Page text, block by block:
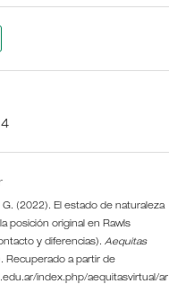
G. (2022). El estado de naturaleza
posición original en Rawls
y diferencias).Aequitas
Recuperado a partir de
index.php/aequitasvirtual/ar